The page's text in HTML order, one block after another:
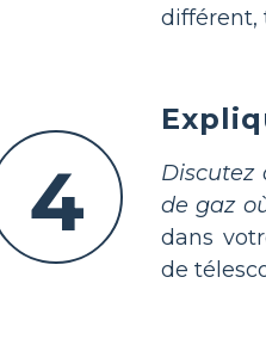
différent,
4
Discutez
de gaz
dans
de